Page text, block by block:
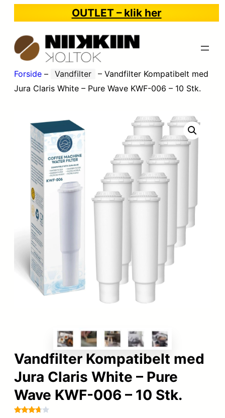
OUTLET – klik her
Forside – Vandfilter – Vandfilter Kompatibelt med
Jura Claris White – Pure Wave KWF-006 – 10 Stk.
Vandfilter Kompatibelt med
Jura Claris White – Pure
Wave KWF-006 – 10 Stk.